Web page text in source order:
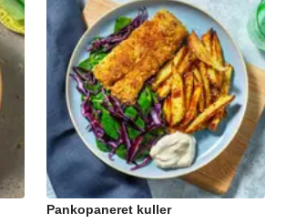
Pankopaneret kuller